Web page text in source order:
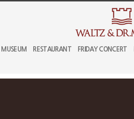
MUSEUM RESTAURANT FRIDAY CONCERT